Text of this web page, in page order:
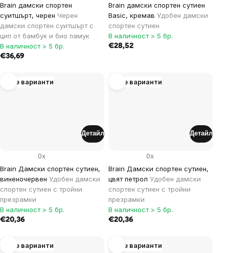
Brain дамски спортен
суитшърт, черен Черен
дамски спортен суитшърт с
цип от бамбук и био памук
В наличност > 5 бр.
€36,69
Brain дамски спортен сутиен
Basic, кремав Удобен дамски
спортен сутиен
В наличност > 5 бр.
€28,52
Още варианти
Brain Дамски спортен сутиен,
виненочервен Удобен дамски
спортен сутиен с тройни
презрамки
0x
В наличност > 5 бр.
€20,36
Детайл
Още варианти
Brain Дамски спортен сутиен,
цвят петрол Удобен дамски
спортен сутиен с тройни
презрамки
0x
В наличност > 5 бр.
€20,36
Детайл
Още варианти Още варианти